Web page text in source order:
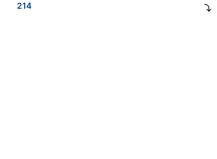
214